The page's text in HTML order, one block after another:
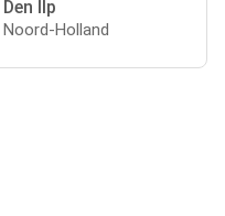
Den Ilp
Noord-Holland